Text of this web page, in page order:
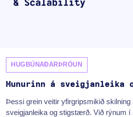
HUGBÚNAÐARÞRÓUN
Munurinn á
Þessi grein veitir yfirgripsmikið
sveigjanleika og stigstærð. Við rýnum í